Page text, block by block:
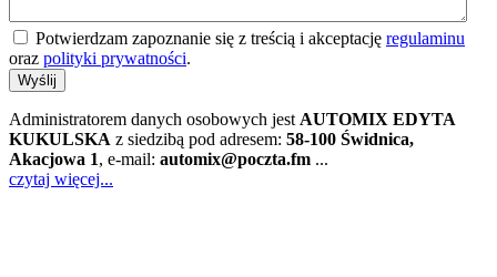
Potwierdzam zapoznanie się z treścią i akceptację regulaminu
oraz polityki prywatności.
Wyślij
Administratorem danych osobowych jest AUTOMIX EDYTA
KUKULSKA z siedzibą pod adresem: 58-100 Świdnica,
Akacjowa 1, e-mail: automix@poczta.fm ...
czytaj więcej...